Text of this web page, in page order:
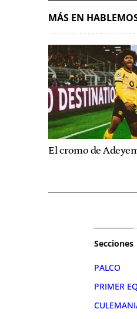
MÁS EN
El cromo de
Secciones
PALCO
PRIMER